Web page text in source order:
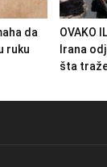
da
ruku
OVAKO
Irana
šta